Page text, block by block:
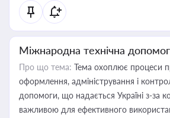
Міжнародна технічна
Про що тема: Тема охоплює процеси
оформлення, адміністрування і
допомоги, що надається Україні з-за
важливою для ефективного